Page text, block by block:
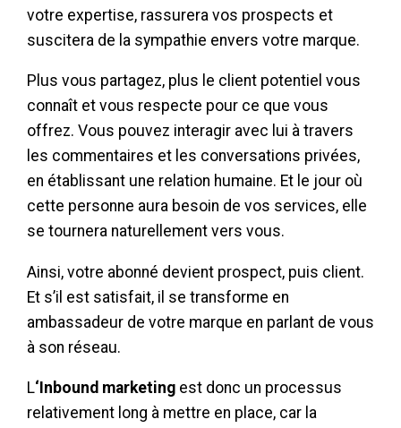
votre expertise, rassurera vos prospects et
suscitera de la sympathie envers votre marque.
Plus vous partagez, plus le client potentiel vous
connaît et vous respecte pour ce que vous
offrez. Vous pouvez interagir avec lui à travers
les commentaires et les conversations privées,
en établissant une relation humaine. Et le jour où
cette personne aura besoin de vos services, elle
se tournera naturellement vers vous.
Ainsi, votre abonné devient prospect, puis client.
Et s’il est satisfait, il se transforme en
ambassadeur de votre marque en parlant de vous
à son réseau.
L‘Inbound marketing est donc un processus
relativement long à mettre en place, car la